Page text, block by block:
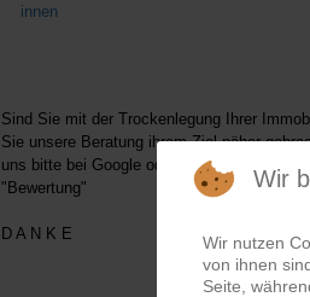
innen
Sind Sie mit der Trockenlegung Ihrer
Sie unsere Beratung ihrem Ziel näher
uns bitte bei Google oder golocal. Siehe
"Bewertung"
D A N K E
Wir
Wir nutzen
von ihnen
Seite,